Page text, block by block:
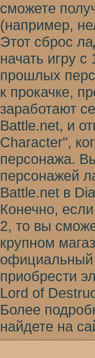
сможете
(например,
Этот сброс
начать игру
прошлых
к прокачке,
заработают
Battle.net, и
Character",
персонажа.
персонажей
Battle.net в
Конечно,
2, то вы
крупном
официальный
приобрести
Lord of
Более
найдете на